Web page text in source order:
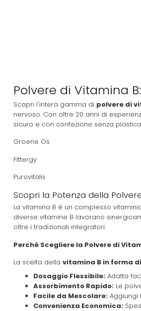
Polvere di Vitamina
Scopri l'intera gamma di polvere di
nervoso. Con oltre 20 anni di
sicuro e con confezione senza
Groene Os
Fittergy
Purovitalis
Scopri la Potenza della
La vitamina B è un complesso
diverse vitamine B lavorano
oltre i tradizionali integratori.
Perché Scegliere la Polvere di
La scelta della vitamina B in forma
Dosaggio Flessibile: Adatta
Assorbimento Rapido: Le
Facile da Mescolare: Aggiungi
Convenienza Economica: